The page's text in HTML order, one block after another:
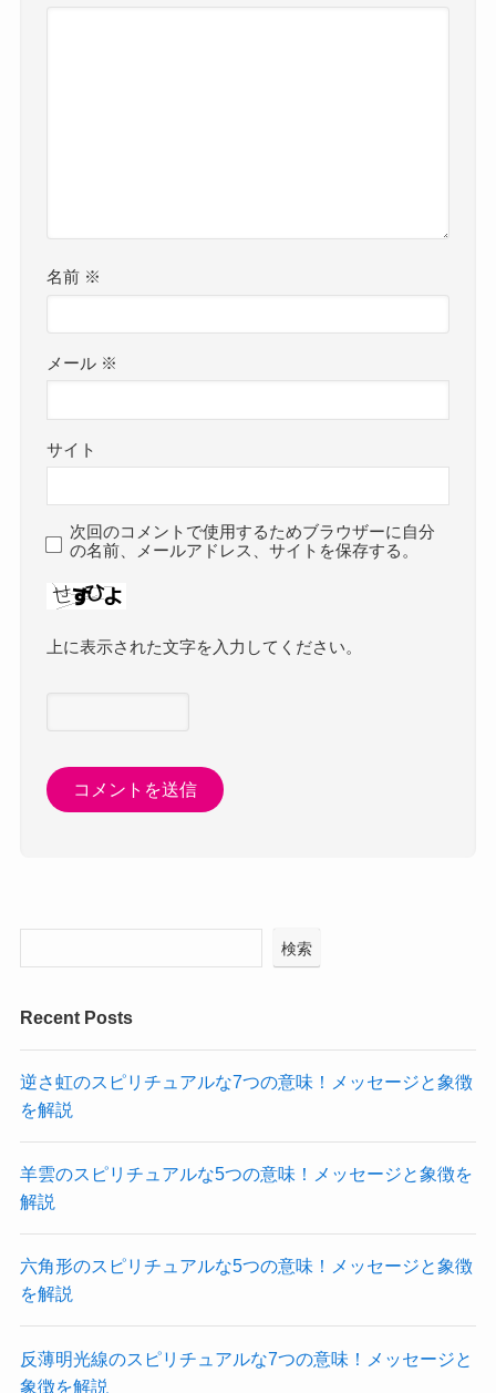
名前 ※
メール ※
サイト
次回のコメントで使用するためブラウザーに自分
の名前、メールアドレス、サイトを保存する。
上に表示された文字を入力してください。
検索
Recent Posts
逆さ虹のスピリチュアルな7つの意味！メッセージと象徴
を解説
羊雲のスピリチュアルな5つの意味！メッセージと象徴を
解説
六角形のスピリチュアルな5つの意味！メッセージと象徴
を解説
反薄明光線のスピリチュアルな7つの意味！メッセージと
象徴を解説